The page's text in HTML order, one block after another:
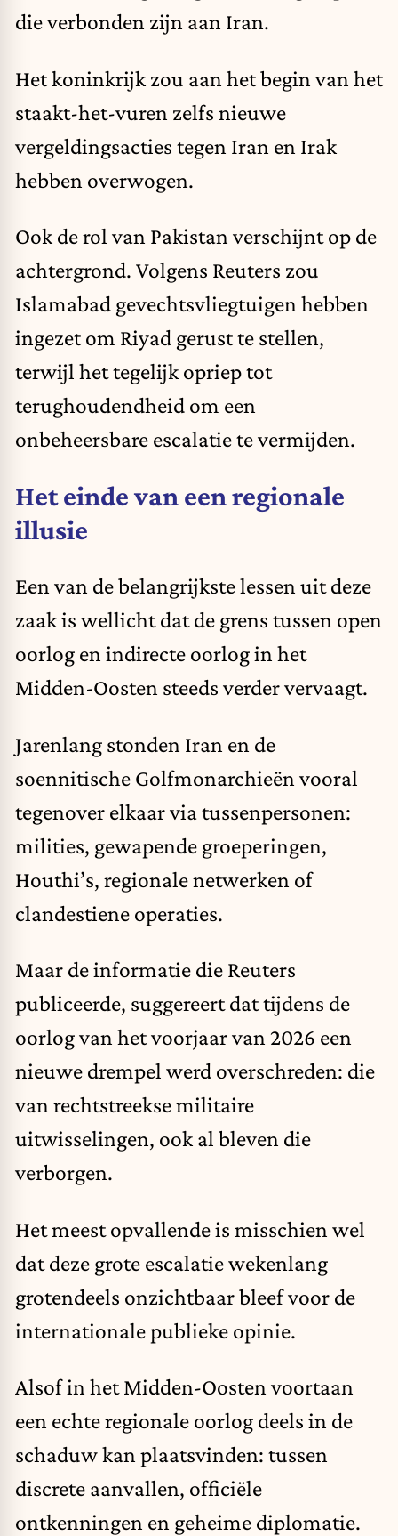
die verbonden zijn aan Iran.
Het koninkrijk zou aan het begin van het
staakt-het-vuren zelfs nieuwe
vergeldingsacties tegen Iran en Irak
hebben overwogen.
Ook de rol van Pakistan verschijnt op de
achtergrond. Volgens Reuters zou
Islamabad gevechtsvliegtuigen hebben
ingezet om Riyad gerust te stellen,
terwijl het tegelijk opriep tot
terughoudendheid om een
onbeheersbare escalatie te vermijden.
Het einde van een regionale
illusie
Een van de belangrijkste lessen uit deze
zaak is wellicht dat de grens tussen open
oorlog en indirecte oorlog in het
Midden-Oosten steeds verder vervaagt.
Jarenlang stonden Iran en de
soennitische Golfmonarchieën vooral
tegenover elkaar via tussenpersonen:
milities, gewapende groeperingen,
Houthi’s, regionale netwerken of
clandestiene operaties.
Maar de informatie die Reuters
publiceerde, suggereert dat tijdens de
oorlog van het voorjaar van 2026 een
nieuwe drempel werd overschreden: die
van rechtstreekse militaire
uitwisselingen, ook al bleven die
verborgen.
Het meest opvallende is misschien wel
dat deze grote escalatie wekenlang
grotendeels onzichtbaar bleef voor de
internationale publieke opinie.
Alsof in het Midden-Oosten voortaan
een echte regionale oorlog deels in de
schaduw kan plaatsvinden: tussen
discrete aanvallen, officiële
ontkenningen en geheime diplomatie.